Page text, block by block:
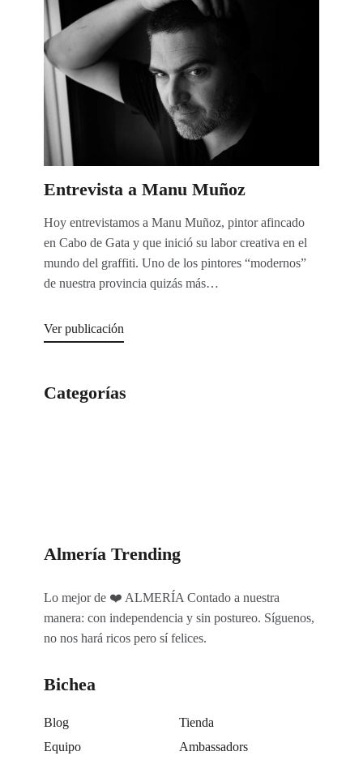
Entrevista a Manu Muñoz
Hoy entrevistamos a Manu Muñoz, pintor afincado
en Cabo de Gata y que inició su labor creativa en el
mundo del graffiti. Uno de los pintores “modernos”
de nuestra provincia quizás más…
Ver publicación
Categorías
Almería Trending
Lo mejor de ❤️ ALMERÍA Contado a nuestra
manera: con independencia y sin postureo. Síguenos,
no nos hará ricos pero sí felices.
Bichea
Blog
Tienda
Equipo
Ambassadors